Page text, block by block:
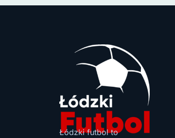
Łódzki futbol to